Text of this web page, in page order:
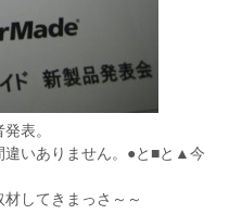
表。
違いありません。●と■と▲今
してきまっさ～～